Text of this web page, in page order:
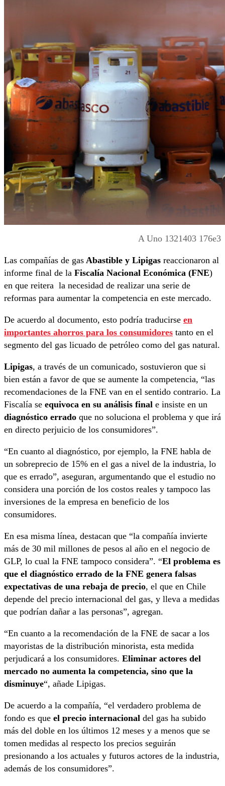
A Uno 1321403 176e3
Las compañías de gas Abastible y Lipigas reaccionaron al
informe final de la Fiscalía Nacional Económica (FNE)
en que reitera la necesidad de realizar una serie de
reformas para aumentar la competencia en este mercado.
De acuerdo al documento, esto podría traducirse en
importantes ahorros para los consumidores tanto en el
segmento del gas licuado de petróleo como del gas natural.
Lipigas, a través de un comunicado, sostuvieron que si
bien están a favor de que se aumente la competencia, “las
recomendaciones de la FNE van en el sentido contrario. La
Fiscalía se equivoca en su análisis final e insiste en un
diagnóstico errado que no soluciona el problema y que irá
en directo perjuicio de los consumidores”.
“En cuanto al diagnóstico, por ejemplo, la FNE habla de
un sobreprecio de 15% en el gas a nivel de la industria, lo
que es errado”, aseguran, argumentando que el estudio no
considera una porción de los costos reales y tampoco las
inversiones de la empresa en beneficio de los
consumidores.
En esa misma línea, destacan que “la compañía invierte
más de 30 mil millones de pesos al año en el negocio de
GLP, lo cual la FNE tampoco considera”. “El problema es
que el diagnóstico errado de la FNE genera falsas
expectativas de una rebaja de precio, el que en Chile
depende del precio internacional del gas, y lleva a medidas
que podrían dañar a las personas”, agregan.
“En cuanto a la recomendación de la FNE de sacar a los
mayoristas de la distribución minorista, esta medida
perjudicará a los consumidores. Eliminar actores del
mercado no aumenta la competencia, sino que la
disminuye“, añade Lipigas.
De acuerdo a la compañía, “el verdadero problema de
fondo es que el precio internacional del gas ha subido
más del doble en los últimos 12 meses y a menos que se
tomen medidas al respecto los precios seguirán
presionando a los actuales y futuros actores de la industria,
además de los consumidores”.